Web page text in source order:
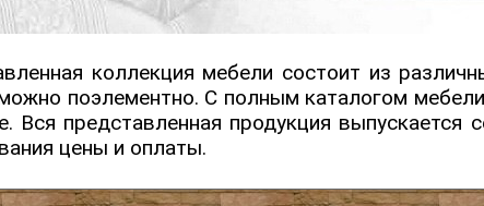
коллекция мебели состоит из
поэлементно. С полным каталогом
Вся представленная продукция выпускается
цены и оплаты.